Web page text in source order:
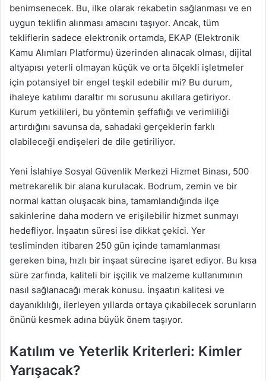
benimsenecek. Bu, ilke olarak rekabetin sağlanması ve en
uygun teklifin alınması amacını taşıyor. Ancak, tüm
tekliflerin sadece elektronik ortamda, EKAP (Elektronik
Kamu Alımları Platformu) üzerinden alınacak olması, dijital
altyapısı yeterli olmayan küçük ve orta ölçekli işletmeler
için potansiyel bir engel teşkil edebilir mi? Bu durum,
ihaleye katılımı daraltır mı sorusunu akıllara getiriyor.
Kurum yetkilileri, bu yöntemin şeffaflığı ve verimliliği
artırdığını savunsa da, sahadaki gerçeklerin farklı
olabileceği endişeleri de dile getiriliyor.
Yeni İslahiye Sosyal Güvenlik Merkezi Hizmet Binası, 500
metrekarelik bir alana kurulacak. Bodrum, zemin ve bir
normal kattan oluşacak bina, tamamlandığında ilçe
sakinlerine daha modern ve erişilebilir hizmet sunmayı
hedefliyor. İnşaatın süresi ise dikkat çekici. Yer
tesliminden itibaren 250 gün içinde tamamlanması
gereken bina, hızlı bir inşaat sürecine işaret ediyor. Bu kısa
süre zarfında, kaliteli bir işçilik ve malzeme kullanımının
nasıl sağlanacağı merak konusu. İnşaatın kalitesi ve
dayanıklılığı, ilerleyen yıllarda ortaya çıkabilecek sorunların
önünü kesmek adına büyük önem taşıyor.
Katılım ve Yeterlik Kriterleri: Kimler
Yarışacak?